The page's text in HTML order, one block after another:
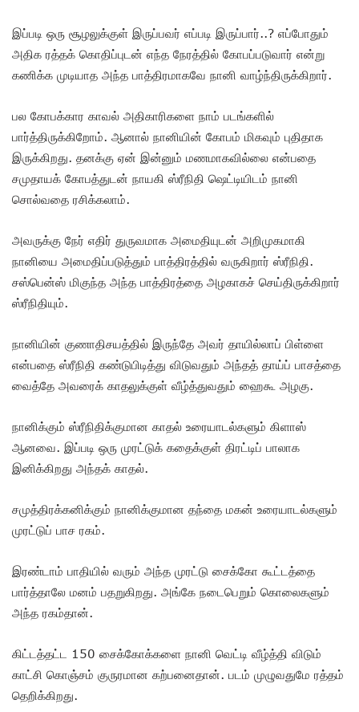
இப்படி ஒரு சூழலுக்குள் இருப்பவர் எப்படி இருப்பார்..? எப்போதும்
அதிக ரத்தக் கொதிப்புடன் எந்த நேரத்தில் கோபப்படுவார் என்று
கணிக்க முடியாத அந்த பாத்திரமாகவே நானி வாழ்ந்திருக்கிறார்.
பல கோபக்கார காவல் அதிகாரிகளை நாம் படங்களில்
பார்த்திருக்கிறோம். ஆனால் நானியின் கோபம் மிகவும் புதிதாக
இருக்கிறது. தனக்கு ஏன் இன்னும் மணமாகவில்லை என்பதை
சமுதாயக் கோபத்துடன் நாயகி ஸ்ரீநிதி ஷெட்டியிடம் நானி
சொல்வதை ரசிக்கலாம்.
அவருக்கு நேர் எதிர் துருவமாக அமைதியுடன் அறிமுகமாகி
நானியை அமைதிப்படுத்தும் பாத்திரத்தில் வருகிறார் ஸ்ரீநிதி.
சஸ்பென்ஸ் மிகுந்த அந்த பாத்திரத்தை அழகாகச் செய்திருக்கிறார்
ஸ்ரீநிதியும்.
நானியின் குணாதிசயத்தில் இருந்தே அவர் தாயில்லாப் பிள்ளை
என்பதை ஸ்ரீநிதி கண்டுபிடித்து விடுவதும் அந்தத் தாய்ப் பாசத்தை
வைத்தே அவரைக் காதலுக்குள் வீழ்த்துவதும் ஹைகூ அழகு.
நானிக்கும் ஸ்ரீநிதிக்குமான காதல் உரையாடல்களும் கிளாஸ்
ஆனவை. இப்படி ஒரு முரட்டுக் கதைக்குள் திரட்டிப் பாலாக
இனிக்கிறது அந்தக் காதல்.
சமுத்திரக்கனிக்கும் நானிக்குமான தந்தை மகன் உரையாடல்களும்
முரட்டுப் பாச ரகம்.
இரண்டாம் பாதியில் வரும் அந்த முரட்டு சைக்கோ கூட்டத்தை
பார்த்தாலே மனம் பதறுகிறது. அங்கே நடைபெறும் கொலைகளும்
அந்த ரகம்தான்.
கிட்டத்தட்ட 150 சைக்கோக்களை நானி வெட்டி வீழ்த்தி விடும்
காட்சி கொஞ்சம் குருரமான கற்பனைதான். படம் முழுவதுமே ரத்தம்
தெறிக்கிறது.